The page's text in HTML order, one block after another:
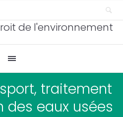
de l'environnement
traitement
des eaux usées